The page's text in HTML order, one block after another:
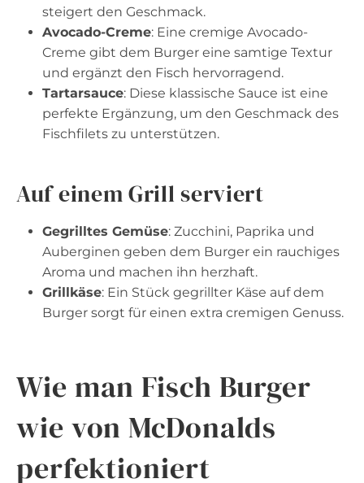
steigert den Geschmack.
Avocado-Creme: Eine cremige Avocado-
Creme gibt dem Burger eine samtige Textur
und ergänzt den Fisch hervorragend.
Tartarsauce: Diese klassische Sauce ist eine
perfekte Ergänzung, um den Geschmack des
Fischfilets zu unterstützen.
Auf einem Grill serviert
Gegrilltes Gemüse: Zucchini, Paprika und
Auberginen geben dem Burger ein rauchiges
Aroma und machen ihn herzhaft.
Grillkäse: Ein Stück gegrillter Käse auf dem
Burger sorgt für einen extra cremigen Genuss.
Wie man Fisch Burger
wie von McDonalds
perfektioniert